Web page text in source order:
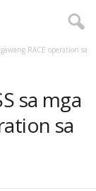
RACE operation sa
sa mga
sa